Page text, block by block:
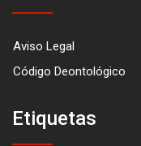
Aviso Legal
Código Deontológico
Etiquetas